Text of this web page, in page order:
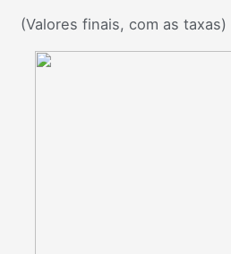
(Valores finais, com as taxas)